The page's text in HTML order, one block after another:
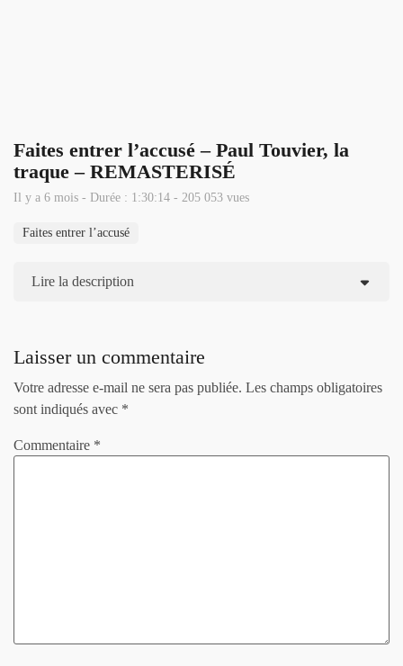
Faites entrer l’accusé – Paul Touvier, la
traque – REMASTERISÉ
Il y a 6 mois - Durée : 1:30:14 - 205 053 vues
Faites entrer l’accusé
Lire la description
Laisser un commentaire
Votre adresse e-mail ne sera pas publiée. Les champs obligatoires
sont indiqués avec *
Commentaire *